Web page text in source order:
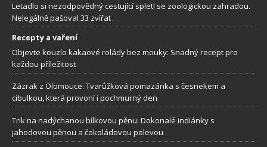
Letadlo si nezodpovědný cestující spletl se zoologickou zahradou.
Nelegálně pašoval 33 zvířat
Recepty a vaření
Objevte kouzlo kakaové rolády bez mouky: Snadný recept pro
každou příležitost
Zázrak z Olomouce: Tvarůžková pomazánka s česnekem a
cibulkou, která provoní i pochmurný den
Trik na nadýchanou bílkovou pěnu: Dokonalé indiánky s
jahodovou pěnou a čokoládovou polevou